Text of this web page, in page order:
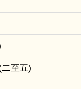
至五)